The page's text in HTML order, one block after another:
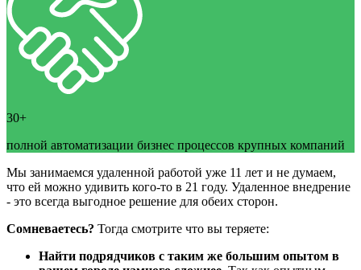
30+
полной автоматизации бизнес процессов крупных компаний
Мы занимаемся удаленной работой уже 11 лет и не думаем,
что ей можно удивить кого-то в 21 году. Удаленное внедрение
- это всегда выгодное решение для обеих сторон.
Сомневаетесь? Тогда смотрите что вы теряете:
Найти подрядчиков с таким же большим опытом в